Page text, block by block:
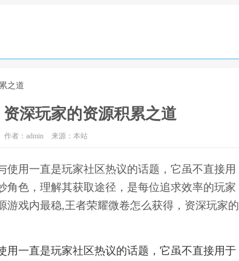
之道
深玩家的资源积累之道
作者：admin 来源：本站
用一直是玩家社区热议的话题，它虽不直接用
色，理解其获取途径，是每位追求效率的玩家
戏内最稳,王者荣耀微卷怎么获得，资深玩家的
用一直是玩家社区热议的话题，它虽不直接用于